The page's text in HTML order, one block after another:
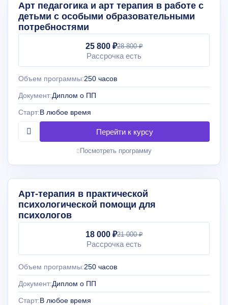
Арт педагогика и арт терапия в работе с
детьми с особыми образовательными
потребностями
25 800 ₽28 800 ₽
Рассрочка есть
Объем программы:250 часов
Документ:Диплом о ПП
Старт:В любое время
Посмотреть программу
Арт-терапия в практической
психологической помощи для
психологов
18 000 ₽21 000 ₽
Рассрочка есть
Объем программы:250 часов
Документ:Диплом о ПП
Старт:В любое время